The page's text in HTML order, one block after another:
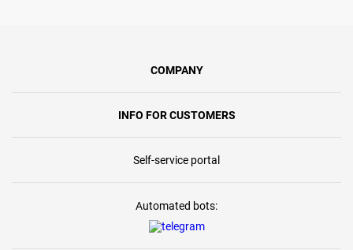
COMPANY
INFO FOR CUSTOMERS
Self-service portal
Automated bots: